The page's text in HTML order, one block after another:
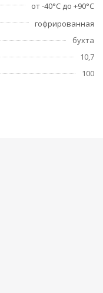
от -40°С до +90°С
гофрированная
бухта
10,7
100